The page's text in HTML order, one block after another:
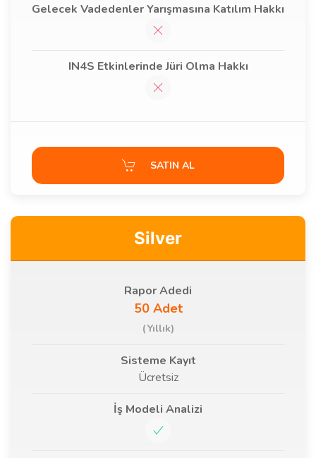
Gelecek Vadedenler Yarışmasına Katılım Hakkı
IN4S Etkinlerinde Jüri Olma Hakkı
SATIN AL
Silver
Rapor Adedi
50 Adet
(Yıllık)
Sisteme Kayıt
Ücretsiz
İş Modeli Analizi